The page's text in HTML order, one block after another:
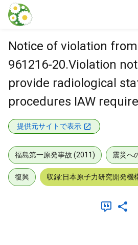
本文に飛ぶ
Notice of violation
961216-20.Violation
provide radiological
procedures IAW
提供元サイトで表示
福島第一原発事故 (2011) 震災へ
復興 収録:日本原子力研究開発機